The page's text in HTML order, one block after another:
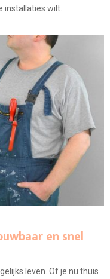
wilt...
en snel
leven. Of je nu thuis